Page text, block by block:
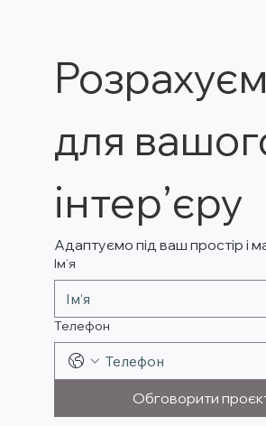
для
інтер’єру
Адаптуємо під ваш простір і
Ім’я
Телефон
Обговорити